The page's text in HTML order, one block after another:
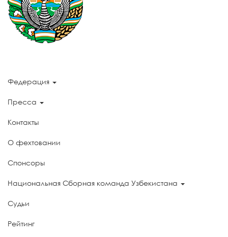
Федерация
Пресса
Контакты
О фехтовании
Спонсоры
Национальная Сборная команда Узбекистана
Судьи
Рейтинг